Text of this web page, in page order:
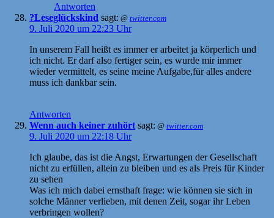
Antworten
?Leseglückskind sagt: @ twitter.com
9. Juli 2020 um 22:23 Uhr
In unserem Fall heißt es immer er arbeitet ja körperlich und
ich nicht. Er darf also fertiger sein, es wurde mir immer
wieder vermittelt, es seine meine Aufgabe,für alles andere
muss ich dankbar sein.
Antworten
Wenn auch keiner zuhört sagt: @ twitter.com
9. Juli 2020 um 22:18 Uhr
Ich glaube, das ist die Angst, Erwartungen der Gesellschaft
nicht zu erfüllen, allein zu bleiben und es als Preis für Kinder
zu sehen
Was ich mich dabei ernsthaft frage: wie können sie sich in
solche Männer verlieben, mit denen Zeit, sogar ihr Leben
verbringen wollen?